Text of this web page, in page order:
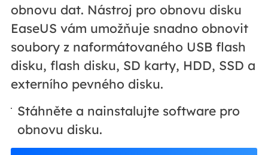
obnovu dat. Nástroj pro obnovu disku
EaseUS vám umožňuje snadno obnovit
soubory z naformátovaného USB flash
disku, flash disku, SD karty, HDD, SSD a
externího pevného disku.
Stáhněte a nainstalujte software pro
obnovu disku.